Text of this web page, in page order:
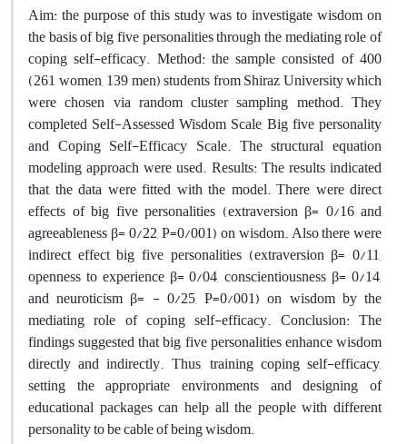
Aim: the purpose of this study was to investigate wisdom on
the basis of big five personalities through the mediating role of
coping self-efficacy. Method: the sample consisted of 400
(261 women, 139 men) students from Shiraz University which
were chosen via random cluster sampling method. They
completed Self-Assessed Wisdom Scale, Big five personality
and Coping Self-Efficacy Scale. The structural equation
modeling approach were used. Results: The results indicated
that the data were fitted with the model. There were direct
effects of big five personalities (extraversion β= 0/16 and
agreeableness β= 0/22, P=0/001) on wisdom. Also there were
indirect effect big five personalities (extraversion β= 0/11,
openness to experience β= 0/04, conscientiousness β= 0/14,
and neuroticism β= - 0/25, P=0/001) on wisdom by the
mediating role of coping self-efficacy. Conclusion: The
findings suggested that big five personalities enhance wisdom
directly and indirectly. Thus, training coping self-efficacy,
setting the appropriate environments and designing of
educational packages can help all the people with different
personality to be cable of being wisdom.